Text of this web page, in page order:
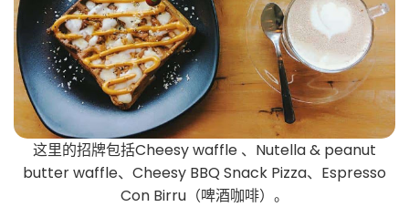
这里的招牌包括Cheesy waffle 、Nutella & peanut
butter waffle、Cheesy BBQ Snack Pizza、Espresso
Con Birru（啤酒咖啡）。